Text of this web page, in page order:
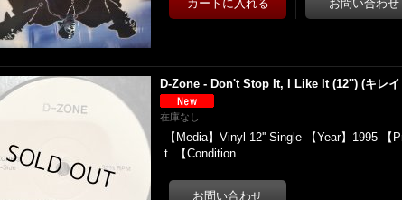
D-Zone - Don't Stop It, I Like It (12'') (キレイ
在庫なし
【Media】Vinyl 12'' Single 【Year】1995
t. 【Condition…